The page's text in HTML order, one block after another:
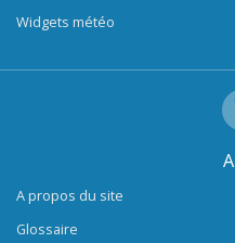
Widgets météo
A propos du site
Glossaire